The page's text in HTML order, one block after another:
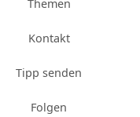
Themen
Kontakt
Tipp senden
Folgen